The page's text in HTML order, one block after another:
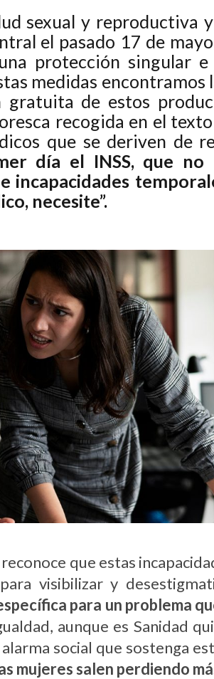
sexual y reproductiva
el pasado 17 de
protección singular
medidas encontramos
de estos
recogida en el
que se deriven de
día el INSS, que
necesite”.
que estas
visibilizar y
para un problema
aunque es Sanidad
social que sostenga
mujeres salen perdiendo